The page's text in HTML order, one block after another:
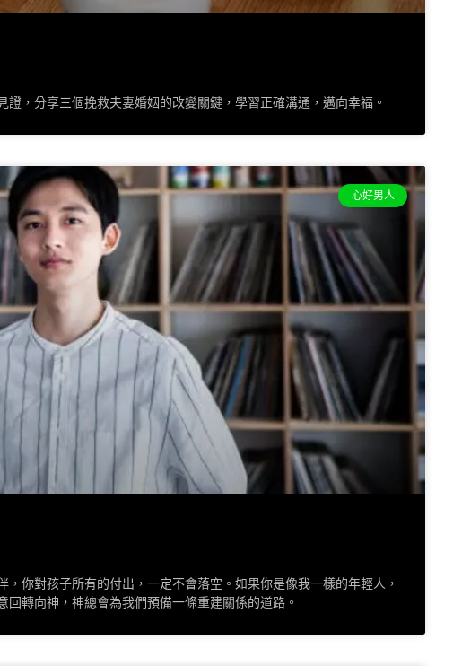
，分享三個挽救夫妻婚姻的改變關鍵，學習正確溝通，邁向幸福。
心好男人
你對孩子所有的付出，一定不會落空。如果你是像我一樣的年輕人，
轉向神，神總會為我們預備一條重建關係的道路。